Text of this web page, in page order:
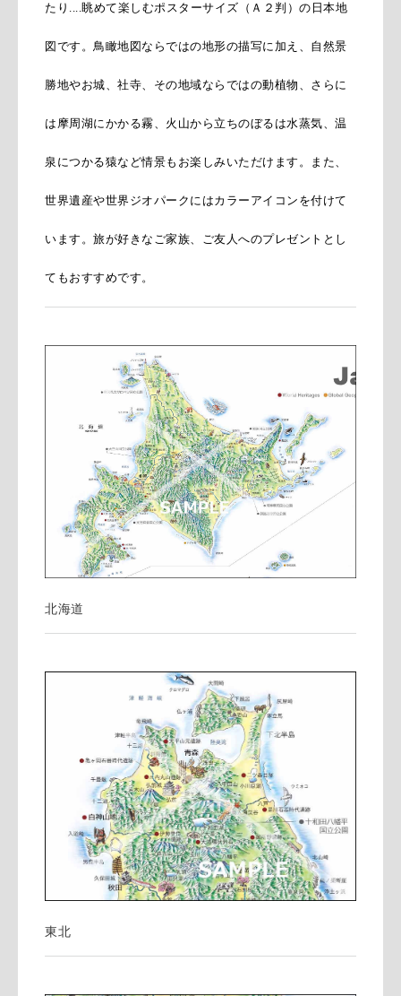
たり....眺めて楽しむポスターサイズ（Ａ２判）の日本地
図です。鳥瞰地図ならではの地形の描写に加え、自然景
勝地やお城、社寺、その地域ならではの動植物、さらに
は摩周湖にかかる霧、火山から立ちのぼるは水蒸気、温
泉につかる猿など情景もお楽しみいただけます。また、
世界遺産や世界ジオパークにはカラーアイコンを付けて
います。旅が好きなご家族、ご友人へのプレゼントとし
てもおすすめです。
北海道
東北